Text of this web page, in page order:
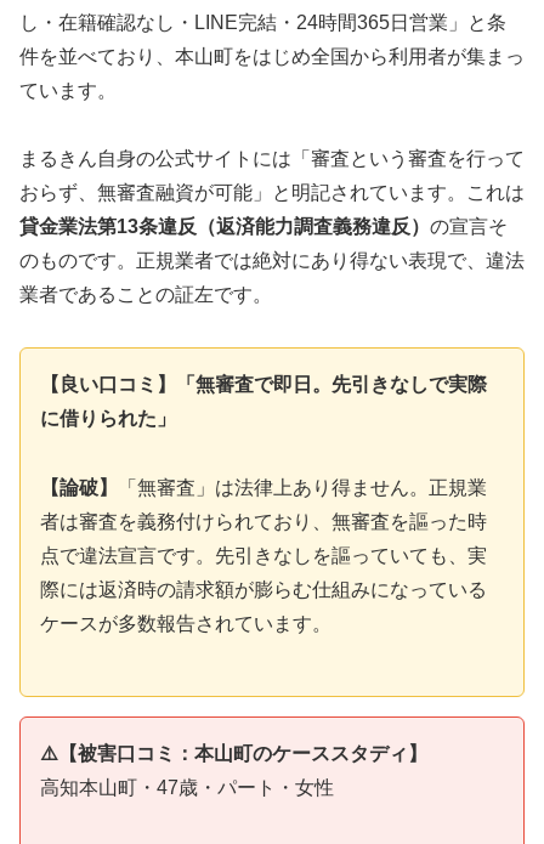
し・在籍確認なし・LINE完結・24時間365日営業」と条
件を並べており、本山町をはじめ全国から利用者が集まっ
ています。
まるきん自身の公式サイトには「審査という審査を行って
おらず、無審査融資が可能」と明記されています。これは
貸金業法第13条違反（返済能力調査義務違反） の宣言そ
のものです。正規業者では絶対にあり得ない表現で、違法
業者であることの証左です。
【良い口コミ】「無審査で即日。先引きなしで実際
に借りられた」
【論破】
「無審査」は法律上あり得ません。正規業
者は審査を義務付けられており、無審査を謳った時
点で違法宣言です。先引きなしを謳っていても、実
際には返済時の請求額が膨らむ仕組みになっている
ケースが多数報告されています。
⚠️【被害口コミ：本山町のケーススタディ】
高知本山町・47歳・パート・女性